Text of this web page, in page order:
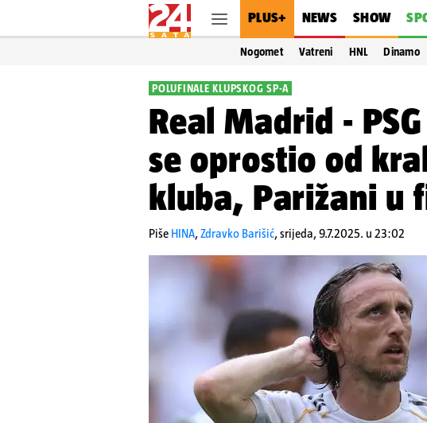
PLUS+ NEWS SHOW
Nogomet Vatreni HNL Dinamo
POLUFINALE KLUPSKOG SP-A
Real Madrid -
se oprostio od
kluba, Parižani u
Piše HINA,Zdravko Barišić,srijeda, 9.7.2025. u 23:02